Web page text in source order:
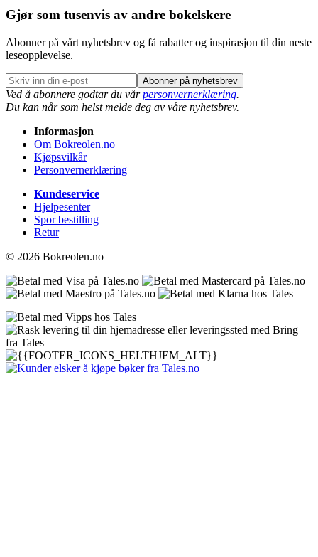
Gjør som tusenvis av andre bokelskere
Abonner på vårt nyhetsbrev og få rabatter og inspirasjon til din neste
leseopplevelse.
Abonner på nyhetsbrev
Ved å abonnere godtar du vårpersonvernerklæring.
Du kan når som helst melde deg av våre nyhetsbrev.
Informasjon
Om Bokreolen.no
Kjøpsvilkår
Personvernerklæring
Kundeservice
Hjelpesenter
Spor bestilling
Retur
© 2026 Bokreolen.no